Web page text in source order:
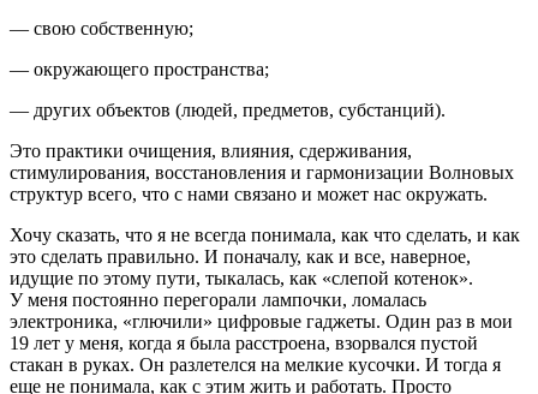
— свою собственную;
— окружающего пространства;
— других объектов (людей, предметов, субстанций).
Это практики очищения, влияния, сдерживания,
стимулирования, восстановления и гармонизации Волновых
структур всего, что с нами связано и может нас окружать.
Хочу сказать, что я не всегда понимала, как что сделать, и как
это сделать правильно. И поначалу, как и все, наверное,
идущие по этому пути, тыкалась, как «слепой котенок».
У меня постоянно перегорали лампочки, ломалась
электроника, «глючили» цифровые гаджеты. Один раз в мои
19 лет у меня, когда я была расстроена, взорвался пустой
стакан в руках. Он разлетелся на мелкие кусочки. И тогда я
еще не понимала, как с этим жить и работать. Просто